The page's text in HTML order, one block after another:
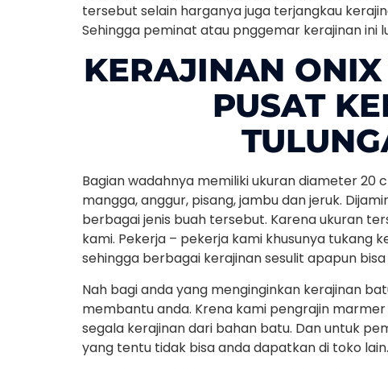
tersebut selain harganya juga terjangkau
Sehingga peminat atau pnggemar kerajinan ini
KERAJINAN
PUSAT
Bagian wadahnya memiliki ukuran diameter
mangga, anggur, pisang, jambu dan jeruk.
berbagai jenis buah tersebut. Karena ukuran
kami. Pekerja – pekerja kami khusunya tukang
sehingga berbagai kerajinan sesulit apapun
Nah bagi anda yang menginginkan kerajinan
membantu anda. Krena kami pengrajin
segala kerajinan dari bahan batu. Dan untuk
yang tentu tidak bisa anda dapatkan di toko lain.